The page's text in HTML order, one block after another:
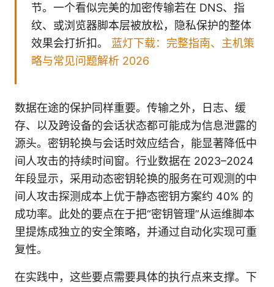
节。一个看似完美的加密传输若在 DNS、指
纹、或浏览器脚本层被放松，隐私保护的整体
效果会打折扣。 蓝灯下载：完整指南、主机策
略与常见问题解析 2026
数据在途的保护同样重要。传输之外，日志、缓
存、以及跨设备的会话状态都可能成为信息泄露的
源头。密钥轮换与会话时效应结合，能显著降低中
间人攻击的持续时间窗。行业数据在 2023–2024
年段显示，采用动态密钥轮换的服务在可观测的中
间人攻击探测成本上优于静态密钥方案约 40% 的
成功率。此处的要点在于把“密钥管理”从运维脚本
里提炼成独立的安全策略，并通过自动化实现可重
复性。
在实践中，这些要点需要具体的执行点来支撑。下